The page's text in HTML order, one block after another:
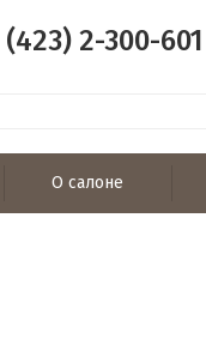
(423) 2-300-601
О салоне